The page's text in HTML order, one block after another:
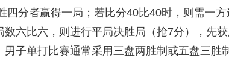
四分者赢得一局；若比分40比40时，则需一
六比六，则进行平局决胜局（抢7分），先
子单打比赛通常采用三盘两胜制或五盘三胜